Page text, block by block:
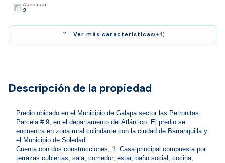
Ascensor
2
expand_more Ver más características(+4)
Descripción de la propiedad
Predio ubicado en el Municipio de Galapa sector las Petronitas
Parcela # 9, en el departamento del Atlántico. El predio se
encuentra en zona rural colindante con la ciudad de Barranquilla y
el Municipio de Soledad.
Cuenta con dos construcciones, 1. Casa principal compuesta por
terrazas cubiertas, sala, comedor, estar, baño social, cocina,